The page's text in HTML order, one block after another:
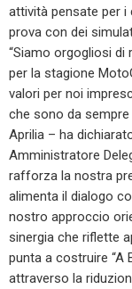
attività pensate per
prova con dei
“Siamo orgogliosi di
per la stagione
valori per noi
che sono da sempre
Aprilia – ha
Amministratore
rafforza la nostra
alimenta il dialogo
nostro approccio
sinergia che riflette
punta a costruire “A
attraverso la